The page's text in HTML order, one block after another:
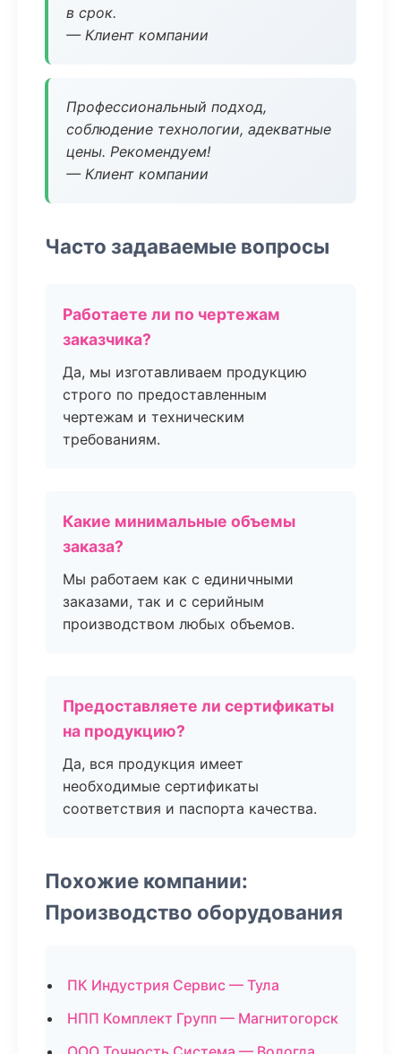
в срок.
— Клиент компании
Профессиональный подход,
соблюдение технологии, адекватные
цены. Рекомендуем!
— Клиент компании
Часто задаваемые вопросы
Работаете ли по чертежам
заказчика?
Да, мы изготавливаем продукцию
строго по предоставленным
чертежам и техническим
требованиям.
Какие минимальные объемы
заказа?
Мы работаем как с единичными
заказами, так и с серийным
производством любых объемов.
Предоставляете ли сертификаты
на продукцию?
Да, вся продукция имеет
необходимые сертификаты
соответствия и паспорта качества.
Похожие компании:
Производство оборудования
ПК Индустрия Сервис — Тула
НПП Комплект Групп — Магнитогорск